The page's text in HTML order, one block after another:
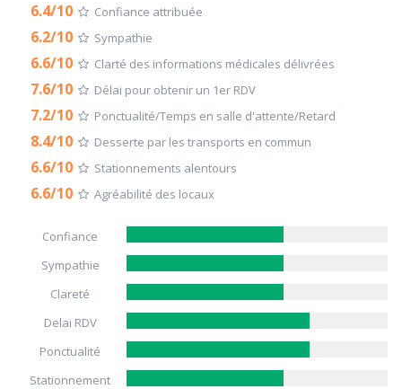
6.4/10 Confiance attribuée
6.2/10 Sympathie
6.6/10 Clarté des informations médicales délivrées
7.6/10 Délai pour obtenir un 1er RDV
7.2/10 Ponctualité/Temps en salle d'attente/Retard
8.4/10 Desserte par les transports en commun
6.6/10 Stationnements alentours
6.6/10 Agréabilité des locaux
Confiance
Sympathie
Clareté
Delai RDV
Ponctualité
Stationnement